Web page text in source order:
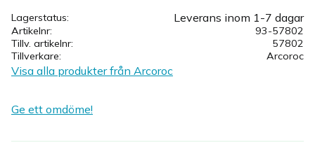
Lagerstatus Leverans inom 1-7 dagar
Artikelnr
93-57802
Tillv. artikelnr
57802
Tillverkare
Arcoroc
Visa alla produkter från Arcoroc
Ge ett omdöme!